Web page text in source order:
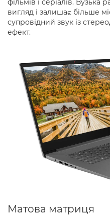
фільмів і серіалів.
вигляд і залишає більше
супровідний звук із
ефект.
Матова матриця